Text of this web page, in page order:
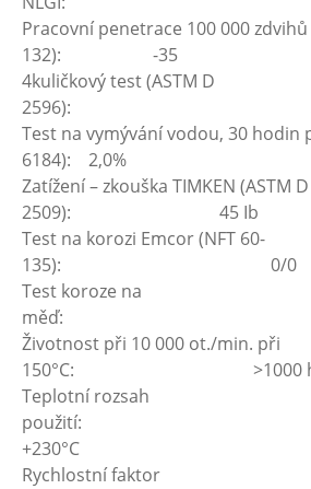
Pracovní penetrace 100 000 zdvihů
132): -35
4kuličkový test (ASTM D
2596): 315
Test na vymývání vodou, 30 hodin
6184): 2,0%
Zatížení – zkouška TIMKEN (ASTM D
2509): 45 Ib
Test na korozi Emcor (NFT 60-
135): 0/0
Test koroze na
měď:
Životnost při 10 000 ot./min. při
150°C: >1000
Teplotní rozsah
použití: od
+230°C
Rychlostní faktor